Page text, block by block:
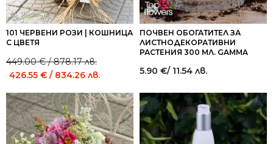
101 ЧЕРВЕНИ РОЗИ | КОШНИЦА
С ЦВЕТЯ
Original
price
was:
449.00 €
/
878.17 лв..
449.00€/ 878.17 лв.
Current
price
is:
449.00 €
/
878.17 лв..
426.55 € / 834.26 лв.
ПОЧВЕН ОБОГАТИТЕЛ ЗА
ЛИСТНОДЕКОРАТИВНИ
РАСТЕНИЯ 300 МЛ. GAMMA
5.90 €/ 11.54 лв.